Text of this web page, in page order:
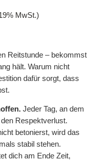
MwSt.)
Reitstunde – bekommst
hält. Warum nicht
dafür sorgt, dass
Jeder Tag, an dem
Respektverlust.
betonierst, wird das
stabil stehen.
dich am Ende Zeit,